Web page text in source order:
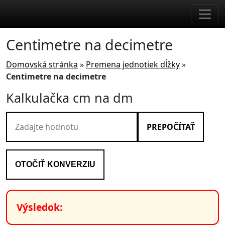
Centimetre na decimetre
Domovská stránka » Premena jednotiek dĺžky»
Centimetre na decimetre
Kalkulačka cm na dm
PREPOČÍTAŤ
OTOČIŤ KONVERZIU
Výsledok: